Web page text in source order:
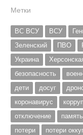
Метки
ВС ВСУ ВСУ
Зеленский
ПВО
Украина
безопасность
дети
досуг
коронавирус
отключение
память
потери
потери